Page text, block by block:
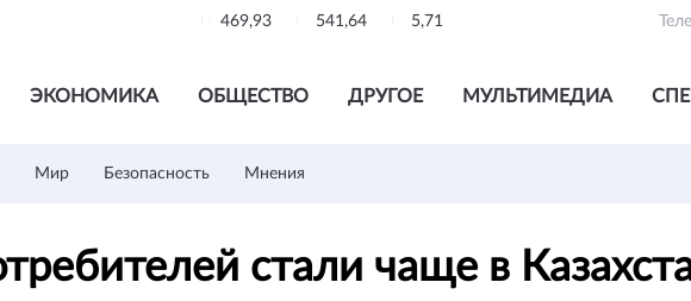
469,93 541,64 5,71
ЭКОНОМИКА ОБЩЕСТВО ДРУГОЕ МУЛЬТИМЕДИА
Мир Безопасность Мнения
стали чаще в